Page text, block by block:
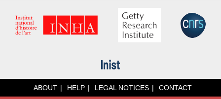
ABOUT HELP LEGAL NOTICES CONTACT